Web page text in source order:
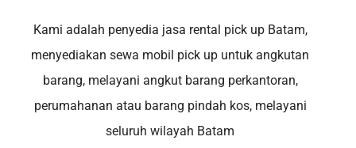
Kami adalah penyedia jasa rental pick up Batam,
menyediakan sewa mobil pick up untuk angkutan
barang, melayani angkut barang perkantoran,
perumahanan atau barang pindah kos, melayani
seluruh wilayah Batam